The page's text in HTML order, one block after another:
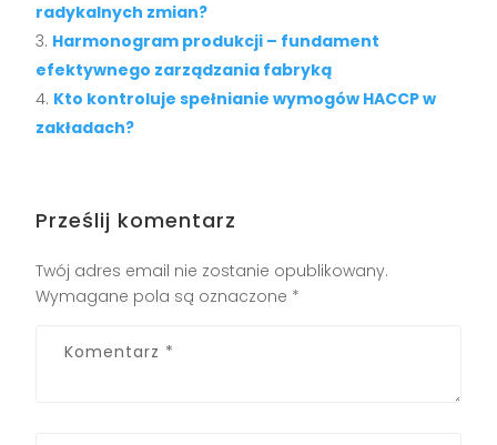
radykalnych zmian?
Harmonogram produkcji – fundament
efektywnego zarządzania fabryką
Kto kontroluje spełnianie wymogów HACCP w
zakładach?
Prześlij komentarz
Twój adres email nie zostanie opublikowany.
Wymagane pola są oznaczone *